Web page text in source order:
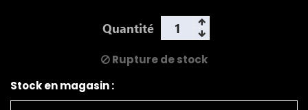
Quantité
Rupture de stock
Stock en magasin :